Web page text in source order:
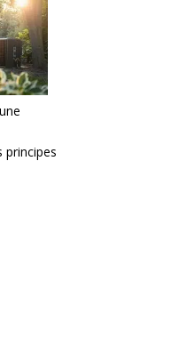
principes